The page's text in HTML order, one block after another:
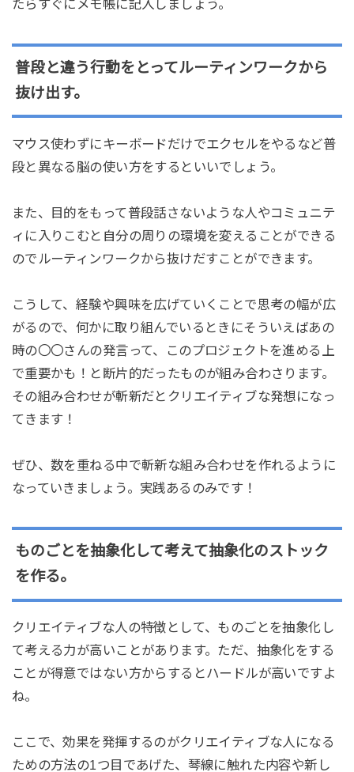
たらすぐにメモ帳に記入しましょう。
普段と違う行動をとってルーティンワークから
抜け出す。
マウス使わずにキーボードだけでエクセルをやるなど普
段と異なる脳の使い方をするといいでしょう。
また、目的をもって普段話さないような人やコミュニテ
ィに入りこむと自分の周りの環境を変えることができる
のでルーティンワークから抜けだすことができます。
こうして、経験や興味を広げていくことで思考の幅が広
がるので、何かに取り組んでいるときにそういえばあの
時の〇〇さんの発言って、このプロジェクトを進める上
で重要かも！と断片的だったものが組み合わさります。
その組み合わせが斬新だとクリエイティブな発想になっ
てきます！
ぜひ、数を重ねる中で斬新な組み合わせを作れるように
なっていきましょう。実践あるのみです！
ものごとを抽象化して考えて抽象化のストック
を作る。
クリエイティブな人の特徴として、ものごとを抽象化し
て考える力が高いことがあります。ただ、抽象化をする
ことが得意ではない方からするとハードルが高いですよ
ね。
ここで、効果を発揮するのがクリエイティブな人になる
ための方法の1つ目であげた、琴線に触れた内容や新し